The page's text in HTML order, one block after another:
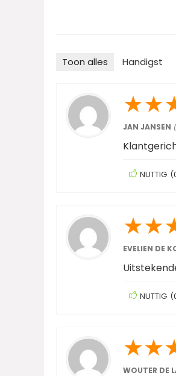
Toon alles Handigst
★★
JAN JANSEN
NUTTIG (
★★
EVELIEN DE
NUTTIG (
★★
WOUTER DE